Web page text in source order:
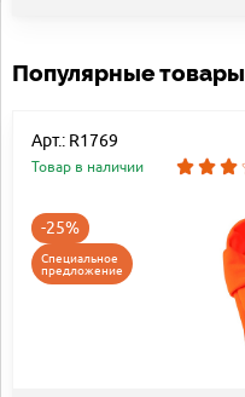
Популярные товары
Арт.: R1769
Товар в наличии
-25%
Специальное
предложение